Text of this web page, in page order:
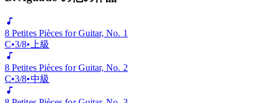
D. Aguado の他の作品
8 Petites Pièces for Guitar, No. 1
C •3/8•上級
8 Petites Pièces for Guitar, No. 2
C •3/8•中級